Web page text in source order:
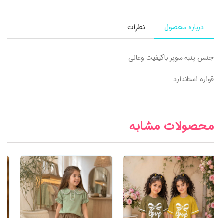
درباره محصول نظرات
جنس پنبه سوپر باکیفیت وعالی
قواره استاندارد
محصولات مشابه